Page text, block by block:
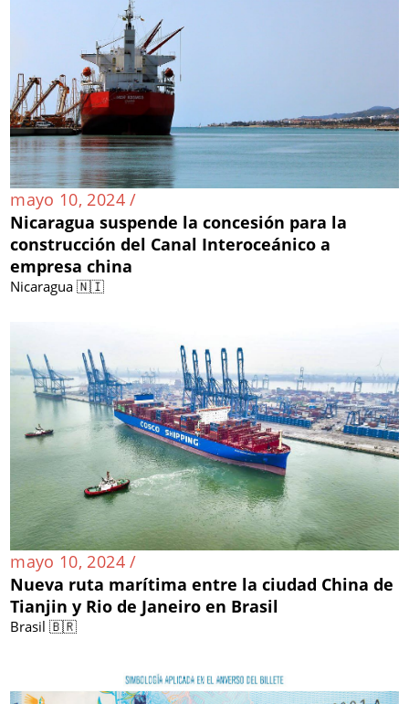
mayo 10, 2024 /
Nicaragua suspende la concesión para la
construcción del Canal Interoceánico a
empresa china
Nicaragua 🇳🇮
mayo 10, 2024 /
Nueva ruta marítima entre la ciudad China de
Tianjin y Rio de Janeiro en Brasil
Brasil 🇧🇷